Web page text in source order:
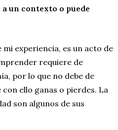
a un contexto o puede
experiencia, es un acto de
requiere de
por lo que no debe de
ello ganas o pierdes. La
son algunos de sus